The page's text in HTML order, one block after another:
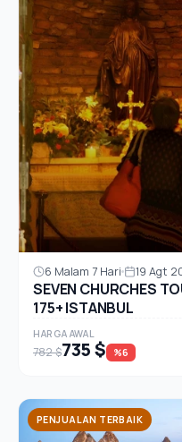
6 Malam 7 Hari 19 Agt
SEVEN CHURCHES
175+ ISTANBUL
HARGA AWAL
782 $735 $ %6
PENJUALAN TERBAIK